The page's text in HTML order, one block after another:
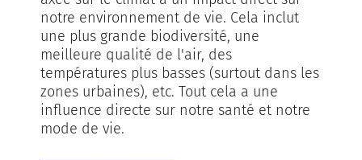
notre environnement de vie. Cela inclut
une plus grande biodiversité, une
meilleure qualité de l'air, des
températures plus basses (surtout dans les
zones urbaines), etc. Tout cela a une
influence directe sur notre santé et notre
mode de vie.